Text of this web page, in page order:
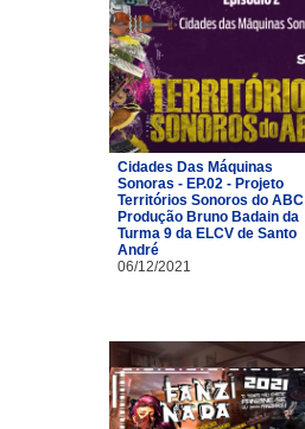
Cidades Das Máquinas
Sonoras - EP.02 - Projeto
Territórios Sonoros do
Produção Bruno Badain da
Turma 9 da ELCV de Santo
André
06/12/2021